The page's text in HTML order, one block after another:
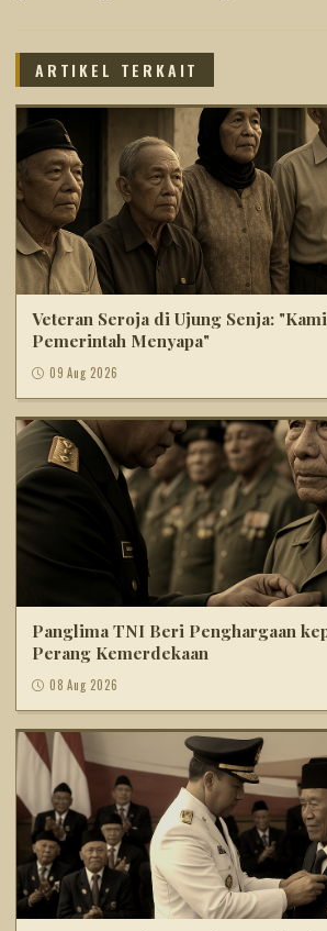
ARTIKEL TERKAIT
Veteran Seroja di Ujung Senja:
Pemerintah Menyapa"
09 Aug 2026
Panglima TNI Beri Penghargaan
Perang Kemerdekaan
08 Aug 2026